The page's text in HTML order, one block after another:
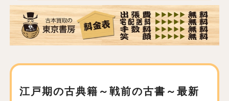
江戸期の古典籍～戦前の古書～最新